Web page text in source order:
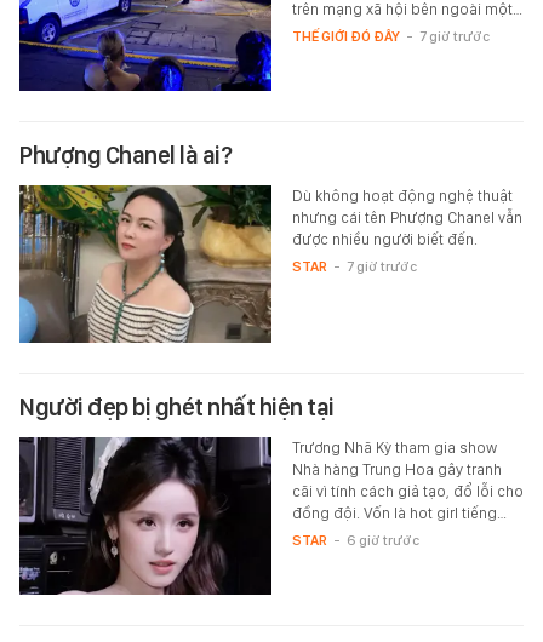
trên mạng xã hội bên ngoài một…
THẾ GIỚI ĐÓ ĐÂY - 7 giờ trước
Phượng Chanel là ai?
Dù không hoạt động nghệ thuật
nhưng cái tên Phượng Chanel vẫn
được nhiều người biết đến.
STAR - 7 giờ trước
Người đẹp bị ghét nhất hiện tại
Trương Nhã Kỳ tham gia show
Nhà hàng Trung Hoa gây tranh
cãi vì tính cách giả tạo, đổ lỗi cho
đồng đội. Vốn là hot girl tiếng…
STAR - 6 giờ trước